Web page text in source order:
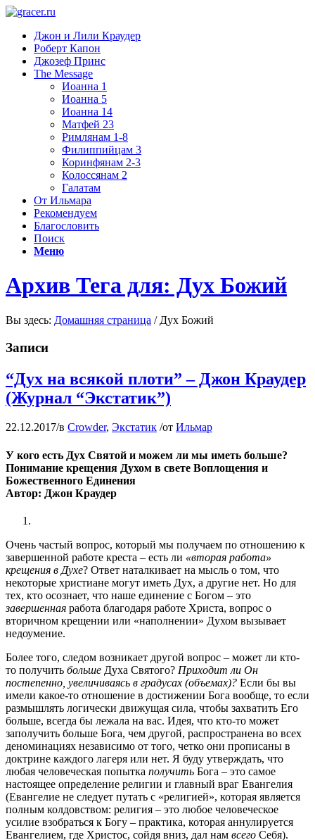
Джон и Лили Краудер
Роберт Капон
Джозеф Принс
The Message
Иоанна 1
Иоанна 5
Иоанна 14
Матфей 23
Римлянам 1-8
Филиппийцам 3
Коринфянам 2-3
Колоссянам 2
Галатам
От Ильмара
Рекомендуем
Благословить
Поиск
Меню
Архив Тега для: Дух Божий
Вы здесь: Домашняя страница / Дух Божий
Записи
“Дух на всякой плоти” – Джон Краудер
(Журнал “Экстатик”)
22.12.2017/в Crowder, Экстатик /от Ильмар
У кого есть Дух Святой и можем ли мы иметь больше?
Понимание крещения Духом в свете Воплощения и
Божественного Единения
Автор: Джон Краудер
Очень частый вопрос, который мы получаем по отношению к
завершенной работе креста – есть ли «вторая работа»
крещения в Духе? Ответ наталкивает на мысль о том, что
некоторые христиане могут иметь Дух, а другие нет. Но для
тех, кто осознает, что наше единение с Богом – это
завершенная работа благодаря работе Христа, вопрос о
вторичном крещении или «наполнении» Духом вызывает
недоумение.
Более того, следом возникает другой вопрос – может ли кто-
то получить больше Духа Святого? Приходит ли Он
постепенно, увеличиваясь в градусах (объемах)? Если бы вы
имели какое-то отношение в достижении Бога вообще, то если
размышлять логически движущая сила, чтобы захватить Его
больше, всегда бы лежала на вас. Идея, что кто-то может
заполучить больше Бога, чем другой, распространена во всех
деноминациях независимо от того, четко они прописаны в
доктрине каждого лагеря или нет. Я буду утверждать, что
любая человеческая попытка получить Бога – это самое
настоящее определение религии и главный враг Евангелия
(Евангелие не следует путать с «религией», которая является
полным колдовством: религия – это любое человеческое
усилие взобраться к Богу – практика, которая аннулируется
Евангелием, где Христос, сойдя вниз, дал нам всего Себя).